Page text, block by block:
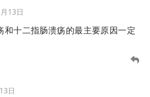
13日
和十二指肠溃疡的最主要原因一定
日